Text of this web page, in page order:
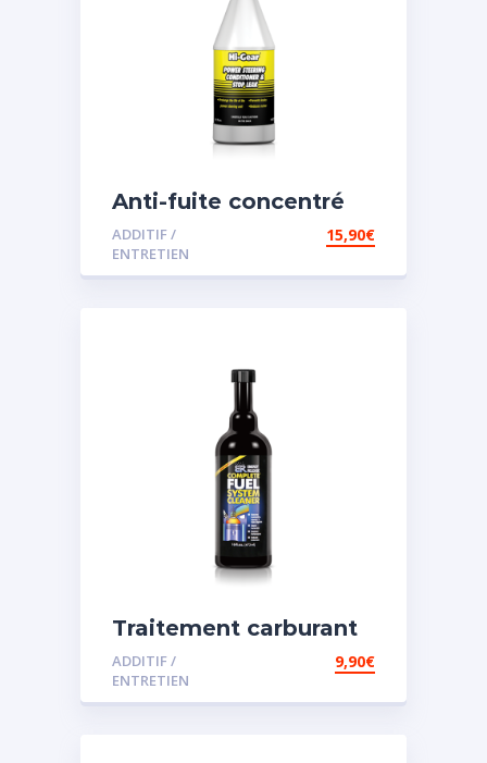
Anti-fuite concentré
pour direction
assistée
ADDITIF /
ENTRETIEN
15,90€
Traitement carburant
diesel et essence
ADDITIF /
ENTRETIEN
9,90€